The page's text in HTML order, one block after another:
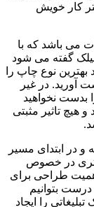
کار خویش
می باشد که با
گفته می شود
نوع چاپ را
آورید. در غیر
بدست نخواهید
هیچ تاثیر مثبتی
و در ابتدای مسیر
در خصوص
اهمیت طراحی برای
بتوانیم
را ایجاد